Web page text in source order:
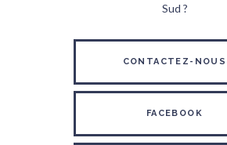
Sud ?
CONTACTEZ-NOUS
FACEBOOK